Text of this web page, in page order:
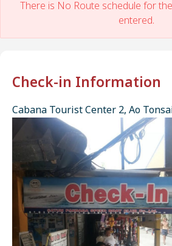
There is No Route schedule for
entered.
Check-in Information
Cabana Tourist Center 2, Ao